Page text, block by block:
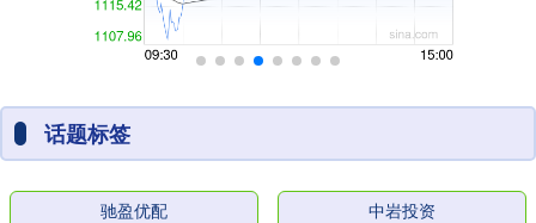
话题标签
驰盈优配 中岩投资